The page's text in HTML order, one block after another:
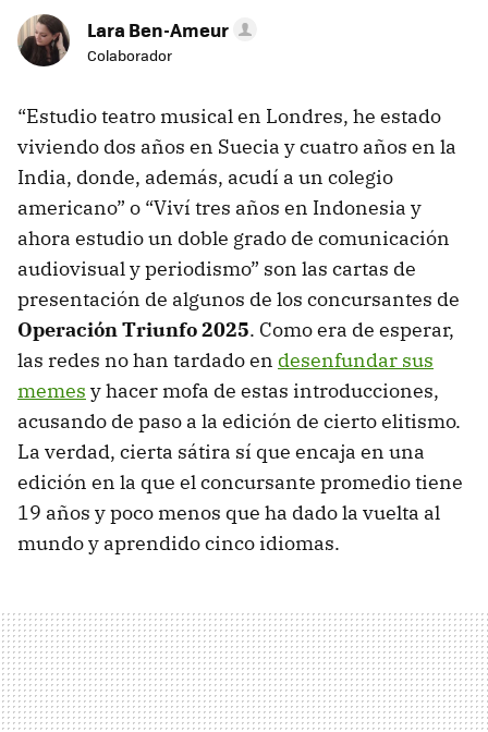
Lara Ben-Ameur
Colaborador
“Estudio teatro musical en Londres, he estado
viviendo dos años en Suecia y cuatro años en la
India, donde, además, acudí a un colegio
americano” o “Viví tres años en Indonesia y
ahora estudio un doble grado de comunicación
audiovisual y periodismo” son las cartas de
presentación de algunos de los concursantes de
Operación Triunfo 2025. Como era de esperar,
las redes no han tardado en desenfundar sus
memes y hacer mofa de estas introducciones,
acusando de paso a la edición de cierto elitismo.
La verdad, cierta sátira sí que encaja en una
edición en la que el concursante promedio tiene
19 años y poco menos que ha dado la vuelta al
mundo y aprendido cinco idiomas.